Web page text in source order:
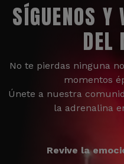
SÍGUENOS
DEL
No te pierdas ninguna
momentos
Únete a nuestra
la adrenalina
Revive la